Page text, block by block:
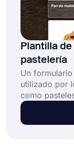
Plantilla
pastelería
Un
utilizado por
como
a la
instrucciones